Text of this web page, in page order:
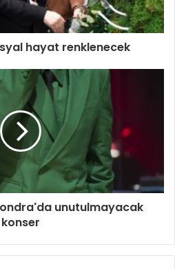
hayat renklenecek
unutulmayacak
konser